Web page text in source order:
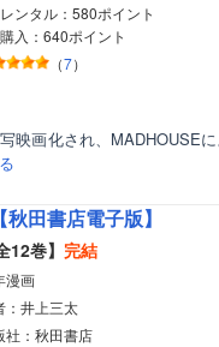
ンタル：580ポイント
入：640ポイント
（7）
映画化され、MADHOUSEに
田書店電子版】
12巻】 完結
漫画
：井上三太
社：秋田書店